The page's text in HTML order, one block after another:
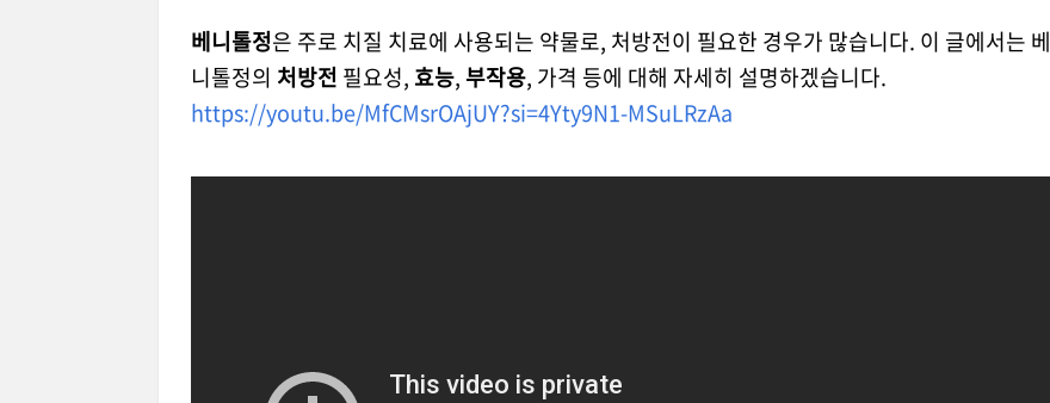
베니톨정은 주로 치질 치료에 사용되는 약물로, 처방전이 필요한 경우가 많습니다. 이 글에서는 베
니톨정의 처방전 필요성, 효능, 부작용, 가격 등에 대해 자세히 설명하겠습니다.
https://youtu.be/MfCMsrOAjUY?si=4Yty9N1-MSuLRzAa